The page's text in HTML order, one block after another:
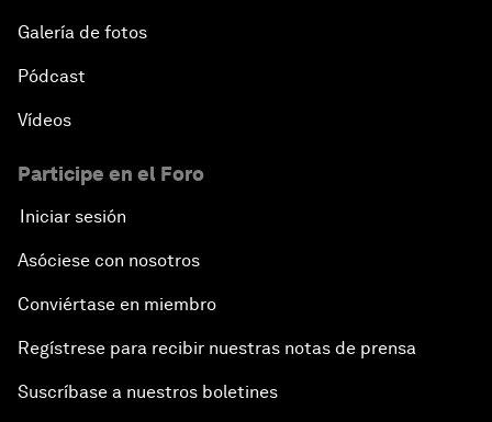
Galería de fotos
Pódcast
Vídeos
Participe en el Foro
Iniciar sesión
Asóciese con nosotros
Conviértase en miembro
Regístrese para recibir nuestras notas de prensa
Suscríbase a nuestros boletines